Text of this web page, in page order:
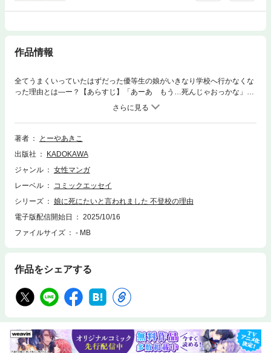
作品情報
全てうまくいっていたはずだった優等生の娘がいきなり学校へ行かなくな
った理由とは―ー？【あらすじ】「あーあ もう…死んじゃおっかな」そ
う呟いた小学5年生で一人娘の真奈は、その日を境に学校へ行かなくなっ
てしまった。成績も良く、友達もたくさんいて、親とも良好な関係を築い
ていた娘がなぜ、突然休むようになってしまったのか？ その理由は、担
任の教師と面談をしても、真奈の親友のママ友と話しても、わからなくな
校へ行くことができた真奈だったが、帰宅するなり自室にこもると、暴言
まで吐くようになってしまう。理解していたはずの娘の気持ちが掴めず、
があったのか――。学校に行けない娘と、支えきれない母親。母娘の逃げ
場のない日々を描く、痛切なセミフィクション。【「シリーズ 立ち行かな
OKAWAコミックエッセイ編集部による、コミックエッセイとセミフィク
ションのシリーズです。本シリーズでは、思いもよらない出来事を経験し
す。見知らぬ誰かの日常であると同時に、いつか自分にも起こるかもしれ
ない日常の物語を、ぜひお楽しみください。
著者
とーやあきこ
出版社
KADOKAWA
ジャンル
女性マンガ
レーベル
コミックエッセイ
シリーズ
娘に死にたいと言われました 不登校の理由
電子版配信開始日
2025/10/16
ファイルサイズ
- MB
作品をシェアする